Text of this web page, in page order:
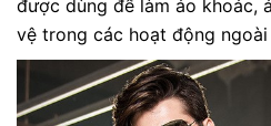
được dùng để làm áo khoác,
vệ trong các hoạt động